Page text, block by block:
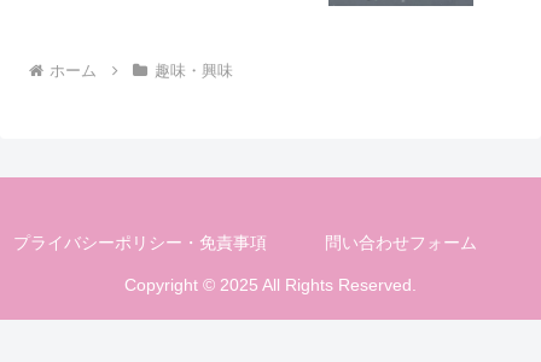
ホーム 趣味・興味
プライバシーポリシー・免責事項 問い合わせフォーム
Copyright © 2025 All Rights Reserved.